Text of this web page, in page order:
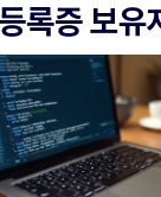
록증 보유